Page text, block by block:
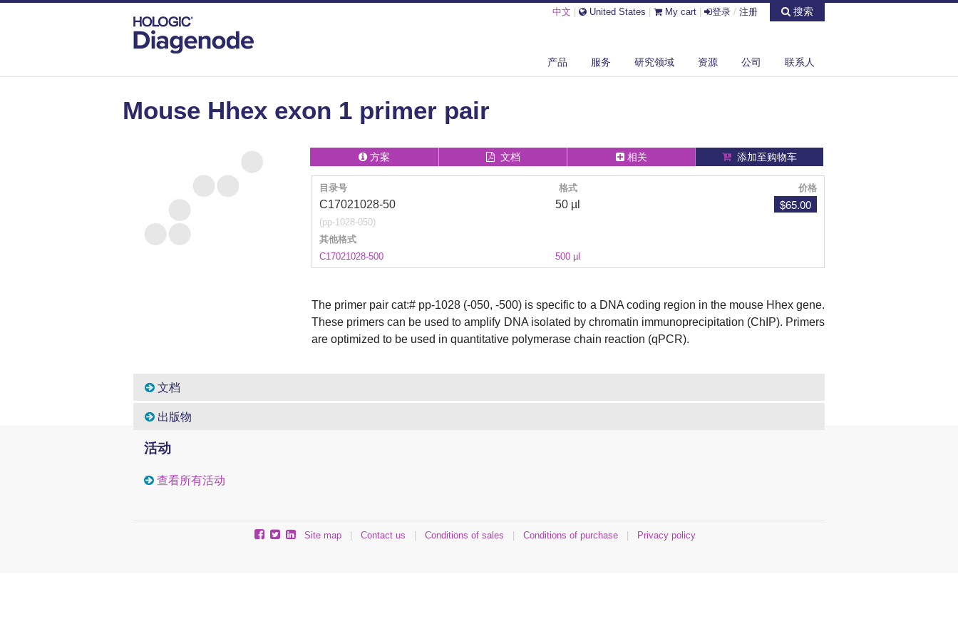
中文 United States My cart 登录 / 注册 搜索
产品 服务 研究领域 资源 公司 联系人
Mouse Hhex exon 1 primer pair
方案 文档 相关 添加至购物车
目录号 格式 价格
C17021028-50
(pp-1028-050)
50 µl $65.00
其他格式
C17021028-500
500 µl
The primer pair cat:# pp-1028 (-050, -500) is specific to a DNA coding region in the mouse Hhex gene.
These primers can be used to amplify DNA isolated by chromatin immunoprecipitation (ChIP). Primers
are optimized to be used in quantitative polymerase chain reaction (qPCR).
文档
出版物
活动
查看所有活动
Site map Contact us Conditions of sales Conditions of purchase Privacy policy